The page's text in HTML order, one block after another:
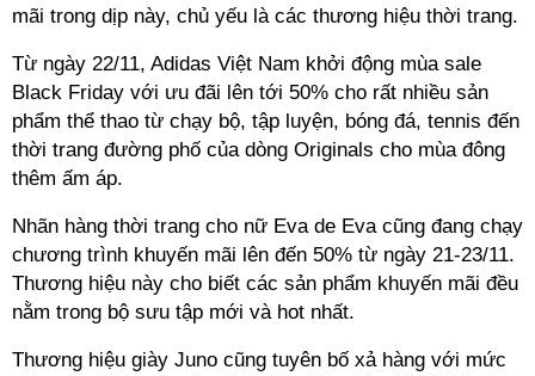
mãi trong dịp này, chủ yếu là các thương hiệu thời trang.
Từ ngày 22/11, Adidas Việt Nam khởi động mùa sale
Black Friday với ưu đãi lên tới 50% cho rất nhiều sản
phẩm thể thao từ chạy bộ, tập luyện, bóng đá, tennis đến
thời trang đường phố của dòng Originals cho mùa đông
thêm ấm áp.
Nhãn hàng thời trang cho nữ Eva de Eva cũng đang chạy
chương trình khuyến mãi lên đến 50% từ ngày 21-23/11.
Thương hiệu này cho biết các sản phẩm khuyến mãi đều
nằm trong bộ sưu tập mới và hot nhất.
Thương hiệu giày Juno cũng tuyên bố xả hàng với mức